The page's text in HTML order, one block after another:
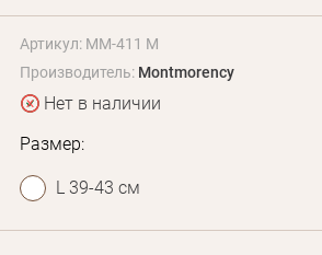
Артикул: MM-411 M
Производитель: Montmorency
Нет в наличии
Размер:
L 39-43 см